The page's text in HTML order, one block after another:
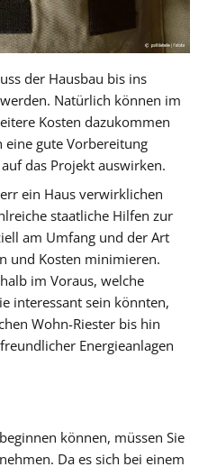
der Hausbau bis ins
Natürlich können im
Kosten dazukommen
gute Vorbereitung
das Projekt auswirken.
ein Haus verwirklichen
staatliche Hilfen zur
am Umfang und der Art
und Kosten minimieren.
im Voraus, welche
interessant sein könnten,
Wohn-Riester bis hin
Energieanlagen
können, müssen Sie
Da es sich bei einem